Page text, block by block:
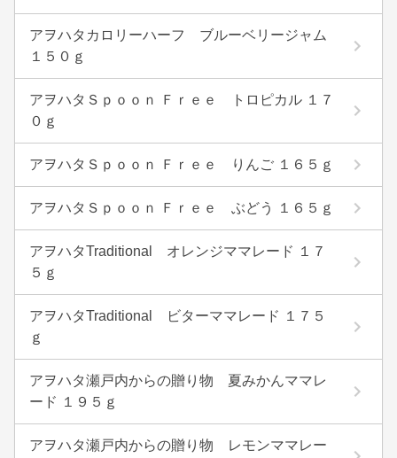
アヲハタカロリーハーフ ブルーベリージャム
１５０ｇ
アヲハタＳｐｏｏｎ Ｆｒｅｅ トロピカル １７
０ｇ
アヲハタＳｐｏｏｎ Ｆｒｅｅ りんご １６５ｇ
アヲハタＳｐｏｏｎ Ｆｒｅｅ ぶどう １６５ｇ
アヲハタTraditional オレンジママレード １７
５ｇ
アヲハタTraditional ビターママレード １７５
ｇ
アヲハタ瀬戸内からの贈り物 夏みかんママレ
ード １９５ｇ
アヲハタ瀬戸内からの贈り物 レモンママレー